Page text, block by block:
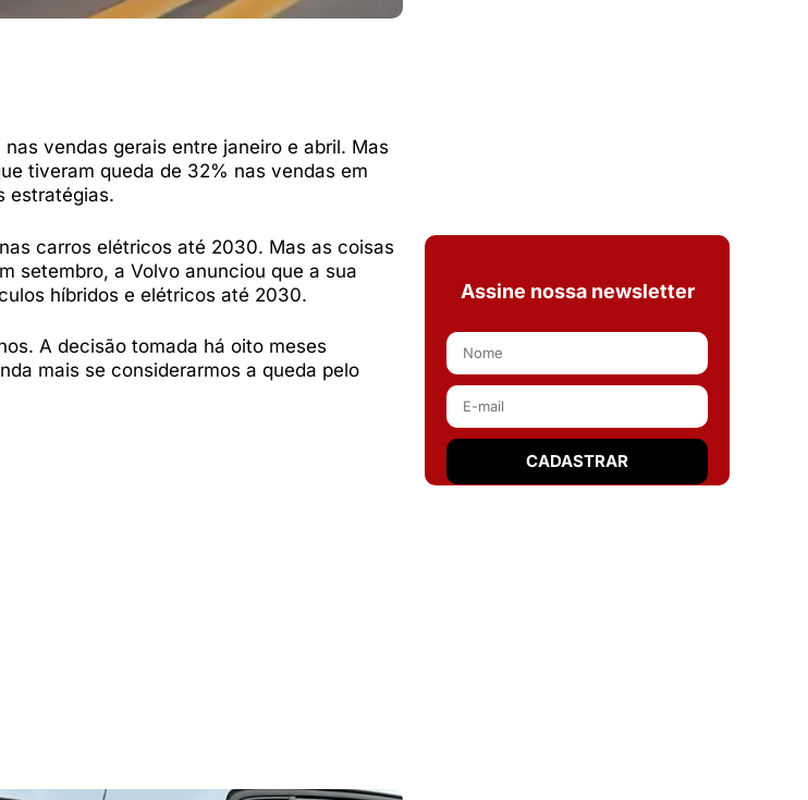
vendas gerais entre janeiro e abril. Mas
tiveram queda de 32% nas vendas em
estratégias.
carros elétricos até 2030. Mas as coisas
setembro, a Volvo anunciou que a sua
híbridos e elétricos até 2030.
A decisão tomada há oito meses
mais se considerarmos a queda pelo
Assine nossa newsletter